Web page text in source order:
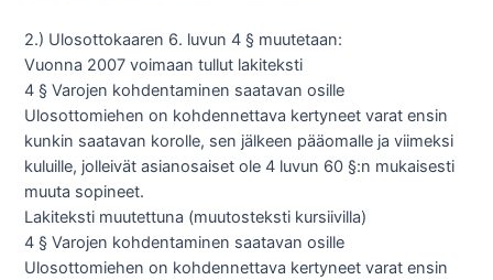
2.) Ulosottokaaren 6. luvun 4 § muutetaan:
Vuonna 2007 voimaan tullut lakiteksti
4 § Varojen kohdentaminen saatavan osille
Ulosottomiehen on kohdennettava kertyneet varat ensin
kunkin saatavan korolle, sen jälkeen pääomalle ja viimeksi
kuluille, jolleivät asianosaiset ole 4 luvun 60 §:n mukaisesti
muuta sopineet.
Lakiteksti muutettuna (muutosteksti kursiivilla)
4 § Varojen kohdentaminen saatavan osille
Ulosottomiehen on kohdennettava kertyneet varat ensin